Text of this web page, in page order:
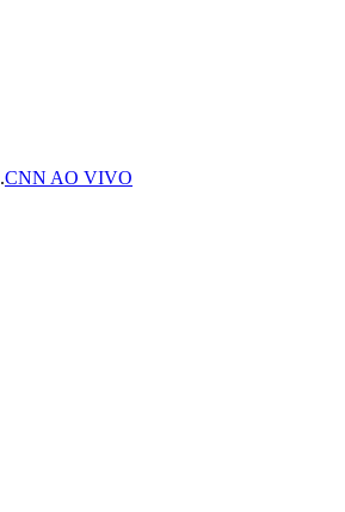
CNN AO VIVO